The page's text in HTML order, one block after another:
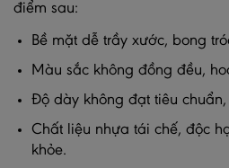
điểm sau:
Bề mặt dễ trầy xước, bong
Màu sắc không đồng đều,
Độ dày không đạt tiêu
Chất liệu nhựa tái chế, độc
khỏe.